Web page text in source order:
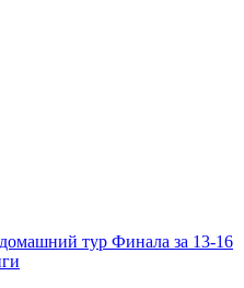
тур Финала за 13-16